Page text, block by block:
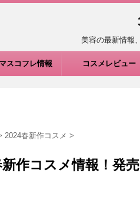
美容の最新情報
スコフレ情報 コスメレビュー
2024春新作コスメ >
作コスメ情報！発